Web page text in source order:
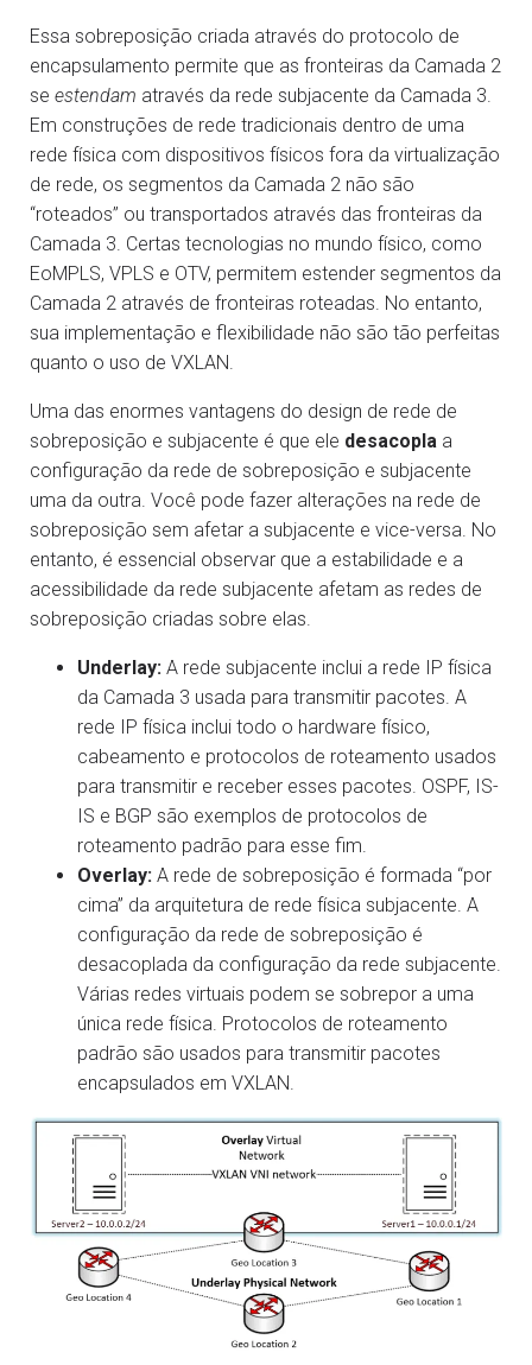
Essa sobreposição criada através do protocolo de
encapsulamento permite que as fronteiras da Camada 2
se estendam através da rede subjacente da Camada 3.
Em construções de rede tradicionais dentro de uma
rede física com dispositivos físicos fora da virtualização
de rede, os segmentos da Camada 2 não são
“roteados” ou transportados através das fronteiras da
Camada 3. Certas tecnologias no mundo físico, como
EoMPLS, VPLS e OTV, permitem estender segmentos da
Camada 2 através de fronteiras roteadas. No entanto,
sua implementação e flexibilidade não são tão perfeitas
quanto o uso de VXLAN.
Uma das enormes vantagens do design de rede de
sobreposição e subjacente é que ele desacopla a
configuração da rede de sobreposição e subjacente
uma da outra. Você pode fazer alterações na rede de
sobreposição sem afetar a subjacente e vice-versa. No
entanto, é essencial observar que a estabilidade e a
acessibilidade da rede subjacente afetam as redes de
sobreposição criadas sobre elas.
Underlay: A rede subjacente inclui a rede IP física
da Camada 3 usada para transmitir pacotes. A
rede IP física inclui todo o hardware físico,
cabeamento e protocolos de roteamento usados
para transmitir e receber esses pacotes. OSPF, IS-
IS e BGP são exemplos de protocolos de
roteamento padrão para esse fim.
Overlay: A rede de sobreposição é formada “por
cima” da arquitetura de rede física subjacente. A
configuração da rede de sobreposição é
desacoplada da configuração da rede subjacente.
Várias redes virtuais podem se sobrepor a uma
única rede física. Protocolos de roteamento
padrão são usados para transmitir pacotes
encapsulados em VXLAN.